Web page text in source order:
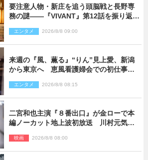
要注意人物・新庄を追う頭脳戦と長野専
務の謎――『VIVANT』第12話を振り返
エンタメ 2026/8/8 09:00
来週の『風、薫る』“りん”見上愛、新潟
から東京へ 恵風看護婦会での初仕事に
エンタメ 2026/8/8 08:15
二宮和也主演『８番出口』が金ローで本
編ノーカット地上波初放送 川村元気監
映画 2026/8/8 08:00